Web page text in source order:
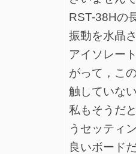
RST-38Hの
振動を水晶
アイソレー
がって，こ
触していな
私もそうだ
うセッティ
良いボード